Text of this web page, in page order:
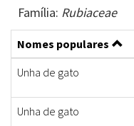
Família: Rubiaceae
Nomes populares
Unha de gato
Unha de gato